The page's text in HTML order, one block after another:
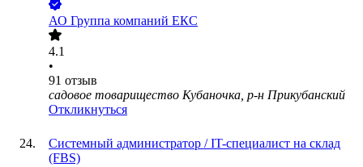
АО Группа компаний ЕКС
4.1
•
91 отзыв
садовое товарищество Кубаночка, р-н Прикубанский
Откликнуться
Системный администратор / IT-специалист на склад
(FBS)